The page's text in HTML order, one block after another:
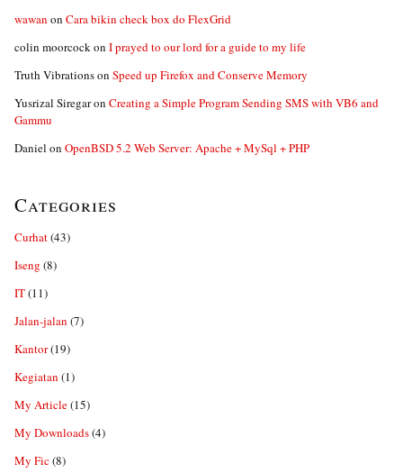
wawan on Cara bikin check box do FlexGrid
colin moorcockon I prayed to our lord for a guide to my life
Truth Vibrationson Speed up Firefox and Conserve Memory
Yusrizal Siregaron Creating a Simple Program Sending SMS with VB6 and
Gammu
Daniel on OpenBSD 5.2 Web Server: Apache + MySql + PHP
Categories
Curhat(43)
Iseng (8)
IT(11)
Jalan-jalan (7)
Kantor(19)
Kegiatan (1)
My Article(15)
My Downloads(4)
My Fic(8)